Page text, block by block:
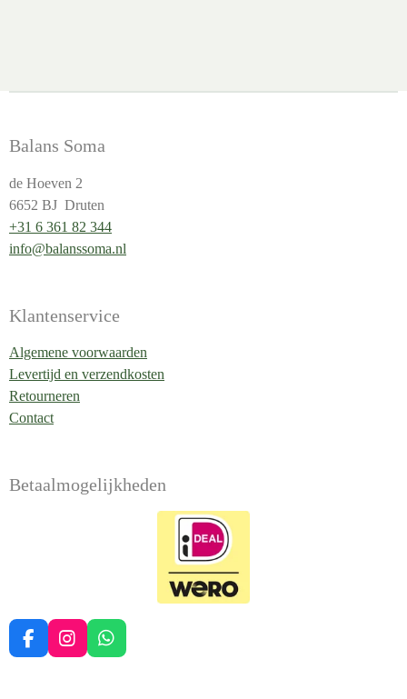
Balans Soma
de Hoeven 2
6652 BJ Druten
+31 6 361 82 344
info@balanssoma.nl
Klantenservice
Algemene voorwaarden
Levertijd en verzendkosten
Retourneren
Contact
Betaalmogelijkheden
F
a
I
n
W
h